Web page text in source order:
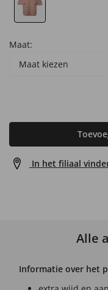
Maat:
Maat kiezen
In het filiaal
Alle
Informatie over het